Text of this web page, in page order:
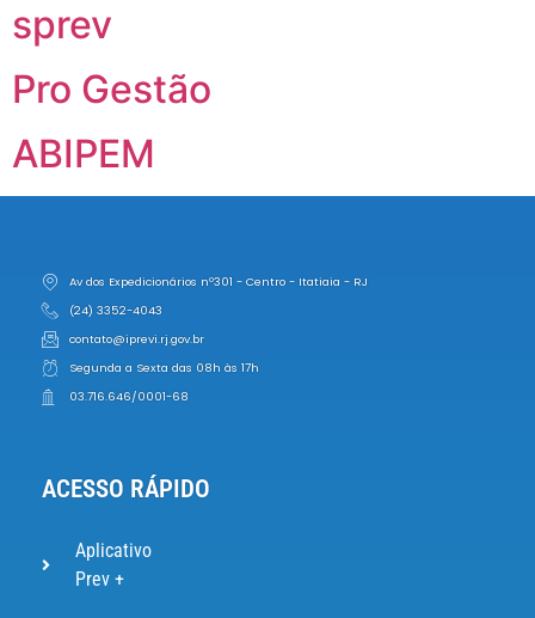
sprev
Pro Gestão
ABIPEM
Av dos Expedicionários nº301 - Centro - Itatiaia - RJ
(24) 3352-4043
contato@iprevi.rj.gov.br
Segunda a Sexta das 08h às 17h
03.716.646/0001-68
ACESSO RÁPIDO
Aplicativo
Prev +